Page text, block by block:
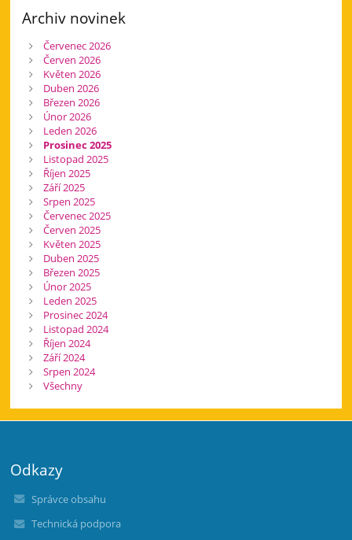
Archiv novinek
Červenec 2026
Červen 2026
Květen 2026
Duben 2026
Březen 2026
Únor 2026
Leden 2026
Prosinec 2025
Listopad 2025
Říjen 2025
Září 2025
Srpen 2025
Červenec 2025
Červen 2025
Květen 2025
Duben 2025
Březen 2025
Únor 2025
Leden 2025
Prosinec 2024
Listopad 2024
Říjen 2024
Září 2024
Srpen 2024
Všechny
Odkazy
Správce obsahu
Technická podpora